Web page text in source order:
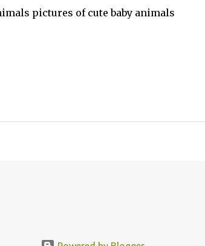
pictures of cute baby animals